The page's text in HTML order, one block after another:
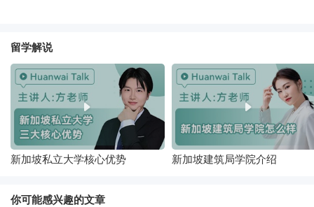
留学解说
新加坡私立大学核心优势 新加坡建筑局学院介绍
你可能感兴趣的文章